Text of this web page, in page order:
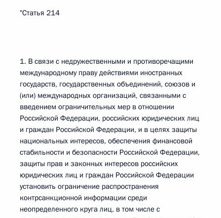
"Статья 214
1. В связи с недружественными и противоречащими
международному праву действиями иностранных
государств, государственных объединений, союзов и
(или) международных организаций, связанными с
введением ограничительных мер в отношении
Российской Федерации, российских юридических лиц
и граждан Российской Федерации, и в целях защиты
национальных интересов, обеспечения финансовой
стабильности и безопасности Российской Федерации,
защиты прав и законных интересов российских
юридических лиц и граждан Российской Федерации
установить ограничение распространения
контрсанкционной информации среди
неопределенного круга лиц, в том числе с